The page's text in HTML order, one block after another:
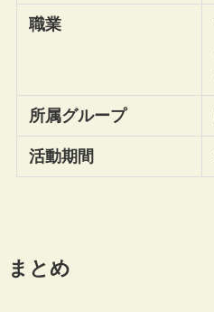
職業
所属グループ
活動期間
まとめ